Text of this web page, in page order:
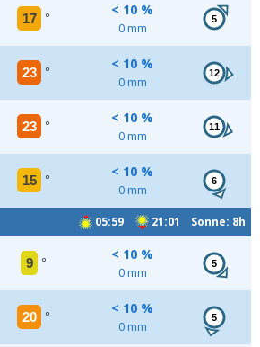
17 °
< 10 %
0 mm
5
23 °
< 10 %
0 mm
12
23 °
< 10 %
0 mm
11
15 °
< 10 %
0 mm
6
05:59 21:01 Sonne: 8h
9 °
< 10 %
0 mm
5
20 °
< 10 %
0 mm
5